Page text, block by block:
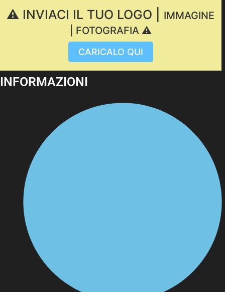
⚠️ INVIACI IL TUO LOGO |
IMMAGINE
| FOTOGRAFIA ⚠️
CARICALO QUI
INFORMAZIONI